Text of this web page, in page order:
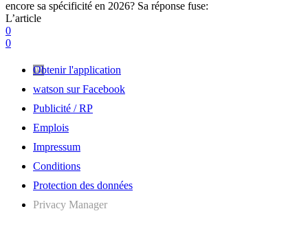
encore sa spécificité en 2026? Sa réponse fuse:
L’article
0
0
Obtenir l'application
watson sur Facebook
Publicité / RP
Emplois
Impressum
Conditions
Protection des données
Privacy Manager